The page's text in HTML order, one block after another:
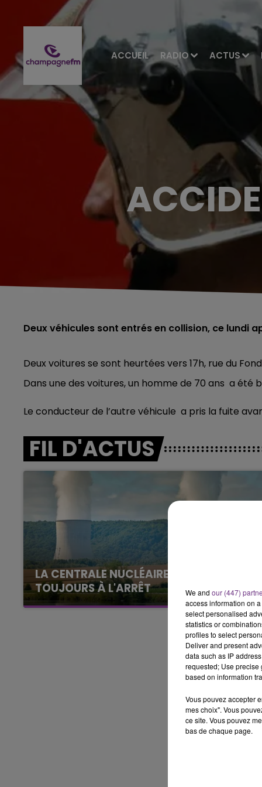
ACCUEIL RADIO ACTUS
7h00 - 11h00
BEST OF
Deux véhicules sont entrés en collision, ce lundi
Deux voitures se sont heurtées vers 17h, rue du
Dans une des voitures, un homme de 70 ans a été
Le conducteur de l’autre véhicule a pris la fuite
FIL D'ACTUS
LA CENTRALE NUCLÉAIRE DE CHOOZ
TOUJOURS À L'ARRÊT
Cela fait déjà une semaine que la centrale
nucléaire ardennaise est à l'arrêt. Une situation
justifiée par la sécheresse intense qui est
We and our (447)
access information on
select personalised
statistics or
profiles to select
Deliver and present
data such as IP
requested; Use precise
based on information
Vous pouvez accepter
mes choix". Vous
ce site. Vous pouvez
bas de chaque page.